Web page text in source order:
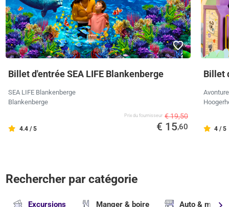
Billet d'entrée SEA LIFE Blankenberge
SEA LIFE Blankenberge
Blankenberge
4.4 / 5
Prix ​​du fournisseur € 19,50
€ 15,60
Billet
4 / 5
Rechercher par catégorie
Excursions Manger & boire Auto &